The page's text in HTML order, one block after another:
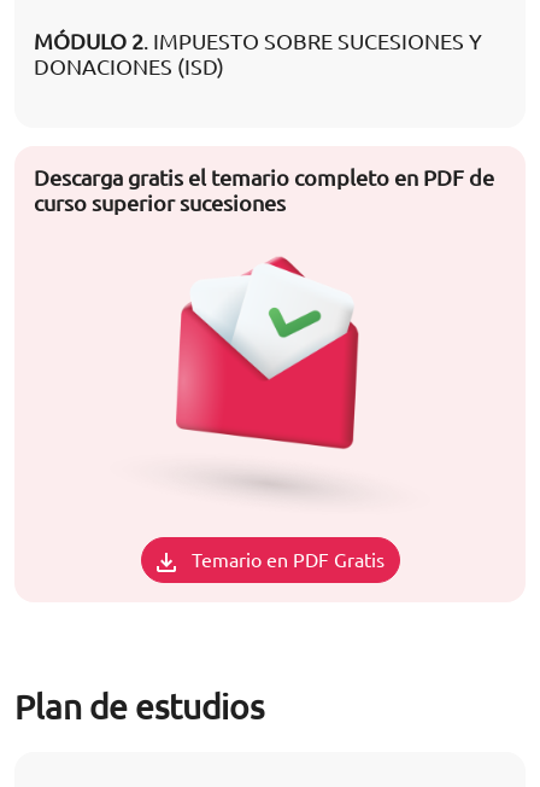
MÓDULO 2. IMPUESTO SOBRE SUCESIONES Y
DONACIONES (ISD)
Descarga gratis el temario completo en PDF de
curso superior sucesiones
Temario en PDF Gratis
Plan de estudios